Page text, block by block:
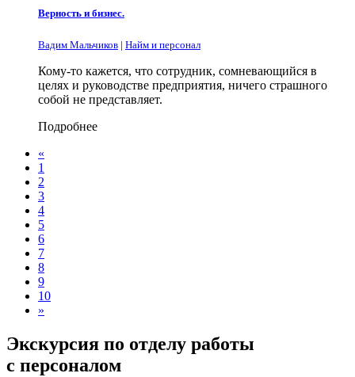
Верность и бизнес.
Вадим Мальчиков | Найм и персонал
Кому-то кажется, что сотрудник, сомневающийся в
целях и руководстве предприятия, ничего страшного
собой не представляет.
Подробнее
«
1
2
3
4
5
6
7
8
9
10
»
Экскурсия по отделу работы
с персоналом